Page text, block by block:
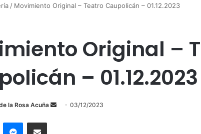
/ Movimiento Original – Teatro Caupolicán – 01.12.2023
Original –
– 01.12.2023
la Rosa Acuña
Send03/12/2023
MessengerCompartir por correo